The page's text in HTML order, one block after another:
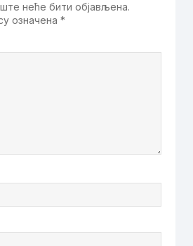
неће бити објављена.
означена *